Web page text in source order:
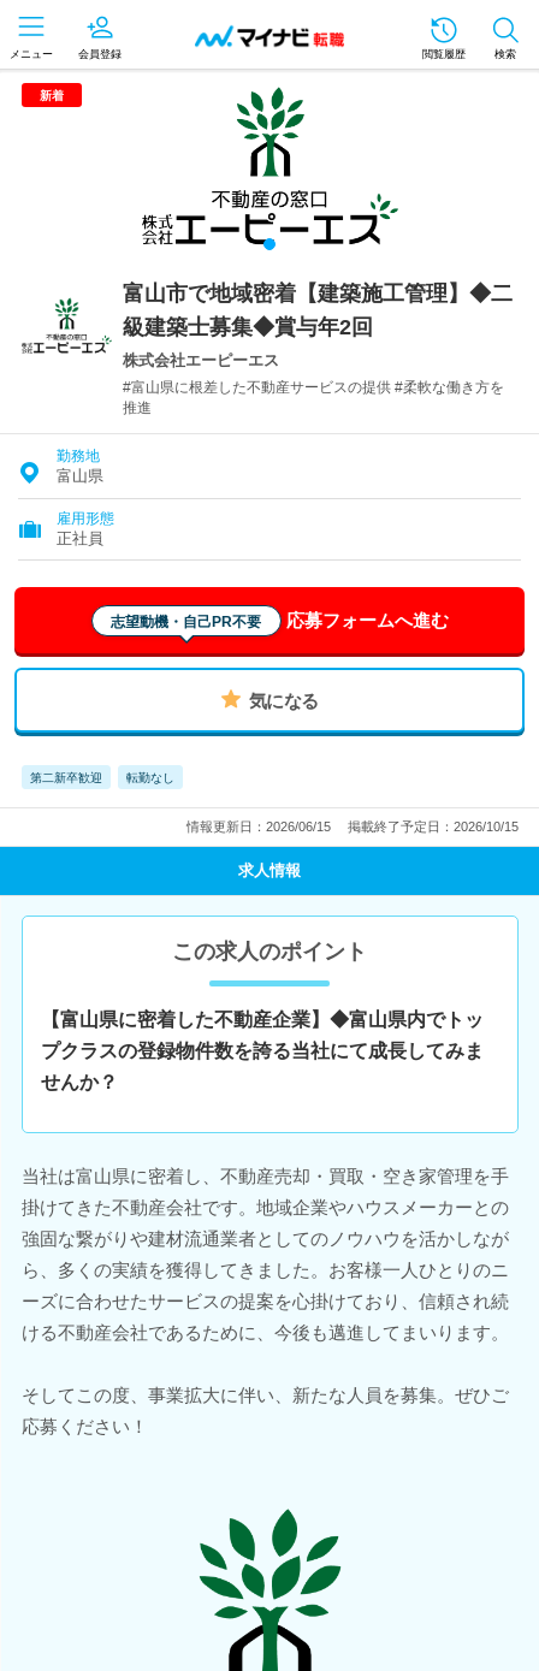
メニュー 会員登録 閲覧履歴 検索
新着
富山市で地域密着【建築施工管理】◆二
級建築士募集◆賞与年2回
株式会社エーピーエス
#富山県に根差した不動産サービスの提供 #柔軟な働き方を
推進
勤務地
富山県
雇用形態
正社員
志望動機・自己PR不要 応募フォームへ進む
気になる
第二新卒歓迎 転勤なし
情報更新日：2026/06/15 掲載終了予定日：2026/10/15
求人情報
この求人のポイント
【富山県に密着した不動産企業】◆富山県内でトッ
プクラスの登録物件数を誇る当社にて成長してみま
せんか？
当社は富山県に密着し、不動産売却・買取・空き家管理を手
掛けてきた不動産会社です。地域企業やハウスメーカーとの
強固な繋がりや建材流通業者としてのノウハウを活かしなが
ら、多くの実績を獲得してきました。お客様一人ひとりのニ
ーズに合わせたサービスの提案を心掛けており、信頼され続
ける不動産会社であるために、今後も邁進してまいります。
そしてこの度、事業拡大に伴い、新たな人員を募集。ぜひご
応募ください！